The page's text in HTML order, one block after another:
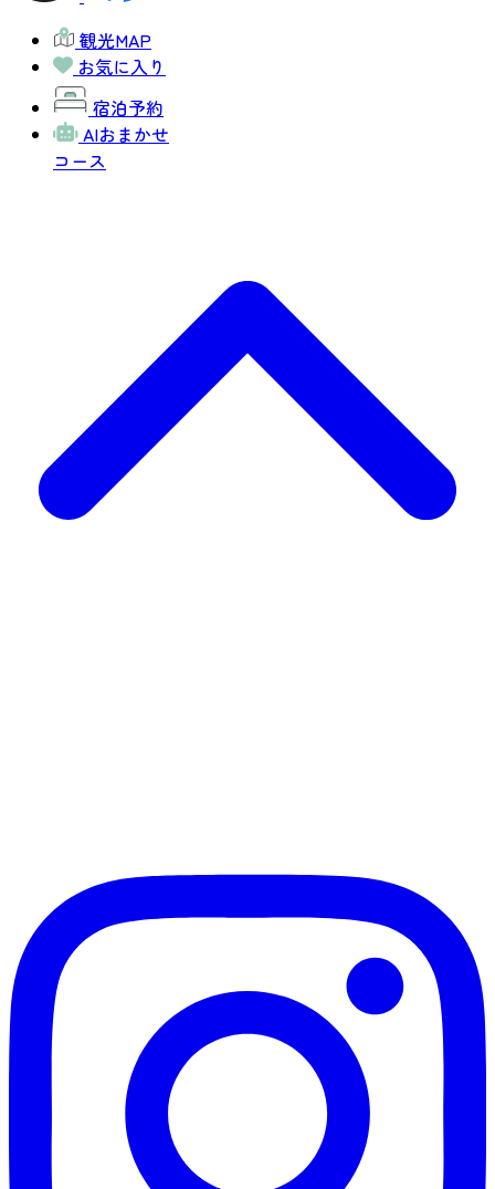
観光MAP
お気に入り
宿泊予約
AIおまかせ
コース